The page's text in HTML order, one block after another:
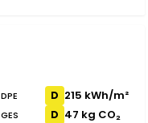
DPE D 215 kWh/m²
GES D 47 kg CO₂